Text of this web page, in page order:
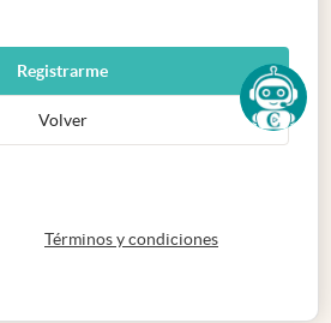
Registrarme
Volver
abre en nueva pestaña
Términos y condicionesabre en nueva